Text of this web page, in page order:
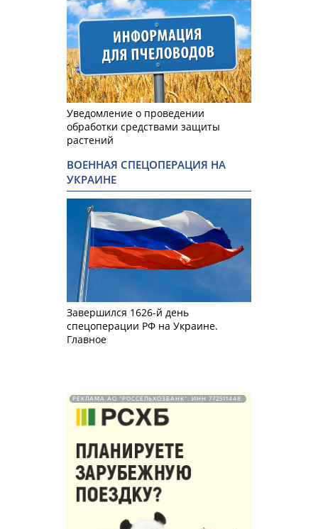
Уведомление о проведении
обработки средствами защиты
растений
ВОЕННАЯ СПЕЦОПЕРАЦИЯ НА
УКРАИНЕ
Завершился 1626-й день
спецоперации РФ на Украине.
Главное
РЕКЛАМА АО "РОССЕЛЬХОЗБАНК". ИНН 772511448.